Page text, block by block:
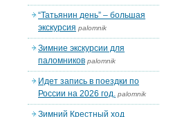
“Татьянин день” – большая
экскурсия palomnik
Зимние экскурсии для
паломников palomnik
Идет запись в поездки по
России на 2026 год. palomnik
Зимний Крестный ход